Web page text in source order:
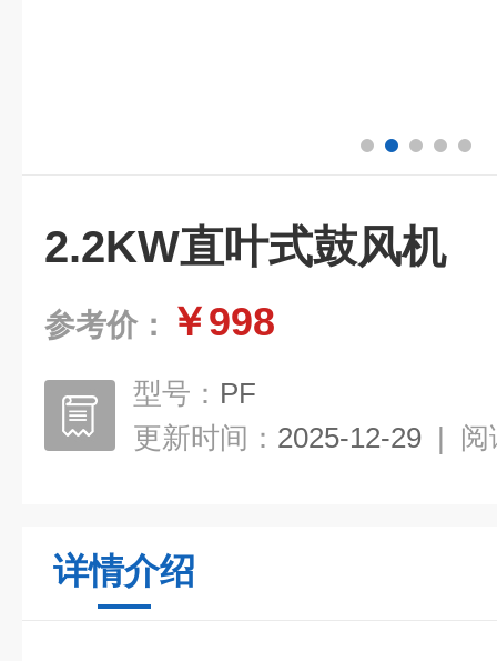
2.2KW直叶式鼓风机
参考价： ￥998
型号： PF
更新时间： 2025-12-29 | 阅
详情介绍